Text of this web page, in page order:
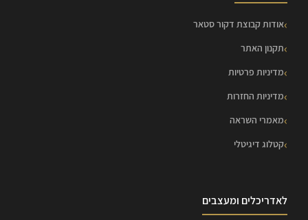
אודות קבוצת דקור סטאר
תקנון האתר
מדיניות פרטיות
מדיניות החזרות
מאמרי השראה
קטלוג דיגיטלי
לאדריכלים ומעצבים